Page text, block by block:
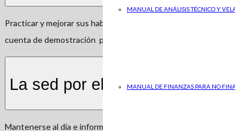
MANUAL DE ANÁLISIS TÉCNICO Y
MANUAL DE FINANZAS PARA NO
Practicar y mejorar sus habilidades regularmente. Para ello,
cuenta de demostración para poner a prueba nuevas
La sed por el conocimiento
Mantenerse al día e informado sobre las tendencias